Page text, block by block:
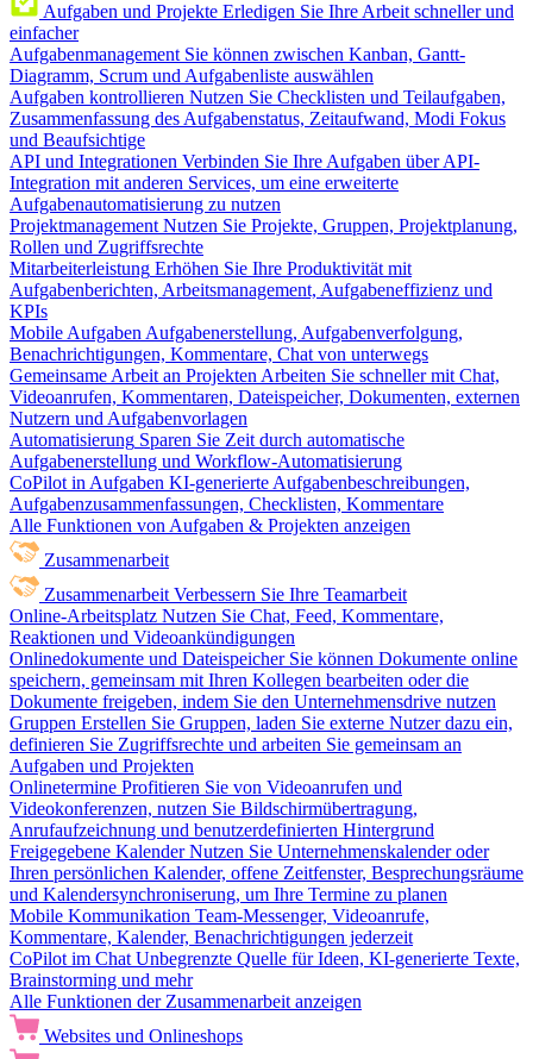
Aufgaben und Projekte Erledigen Sie Ihre Arbeit schneller und
einfacher
Aufgabenmanagement Sie können zwischen Kanban, Gantt-
Diagramm, Scrum und Aufgabenliste auswählen
Aufgaben kontrollieren Nutzen Sie Checklisten und Teilaufgaben,
Zusammenfassung des Aufgabenstatus, Zeitaufwand, Modi Fokus
und Beaufsichtige
API und Integrationen Verbinden Sie Ihre Aufgaben über API-
Integration mit anderen Services, um eine erweiterte
Aufgabenautomatisierung zu nutzen
Projektmanagement Nutzen Sie Projekte, Gruppen, Projektplanung,
Rollen und Zugriffsrechte
Mitarbeiterleistung Erhöhen Sie Ihre Produktivität mit
Aufgabenberichten, Arbeitsmanagement, Aufgabeneffizienz und
KPIs
Mobile Aufgaben Aufgabenerstellung, Aufgabenverfolgung,
Benachrichtigungen, Kommentare, Chat von unterwegs
Gemeinsame Arbeit an Projekten Arbeiten Sie schneller mit Chat,
Videoanrufen, Kommentaren, Dateispeicher, Dokumenten, externen
Nutzern und Aufgabenvorlagen
Automatisierung Sparen Sie Zeit durch automatische
Aufgabenerstellung und Workflow-Automatisierung
CoPilot in Aufgaben KI-generierte Aufgabenbeschreibungen,
Aufgabenzusammenfassungen, Checklisten, Kommentare
Alle Funktionen von Aufgaben & Projekten anzeigen
Zusammenarbeit
Zusammenarbeit Verbessern Sie Ihre Teamarbeit
Online-Arbeitsplatz Nutzen Sie Chat, Feed, Kommentare,
Reaktionen und Videoankündigungen
Onlinedokumente und Dateispeicher Sie können Dokumente online
speichern, gemeinsam mit Ihren Kollegen bearbeiten oder die
Dokumente freigeben, indem Sie den Unternehmensdrive nutzen
Gruppen Erstellen Sie Gruppen, laden Sie externe Nutzer dazu ein,
definieren Sie Zugriffsrechte und arbeiten Sie gemeinsam an
Aufgaben und Projekten
Onlinetermine Profitieren Sie von Videoanrufen und
Videokonferenzen, nutzen Sie Bildschirmübertragung,
Anrufaufzeichnung und benutzerdefinierten Hintergrund
Freigegebene Kalender Nutzen Sie Unternehmenskalender oder
Ihren persönlichen Kalender, offene Zeitfenster, Besprechungsräume
und Kalendersynchroniserung, um Ihre Termine zu planen
Mobile Kommunikation Team-Messenger, Videoanrufe,
Kommentare, Kalender, Benachrichtigungen jederzeit
CoPilot im Chat Unbegrenzte Quelle für Ideen, KI-generierte Texte,
Brainstorming und mehr
Alle Funktionen der Zusammenarbeit anzeigen
Websites und Onlineshops